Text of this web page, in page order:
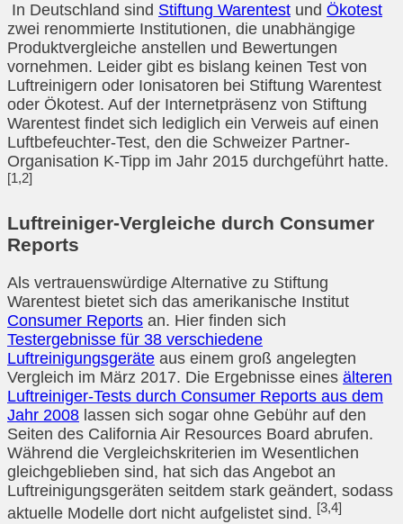
In Deutschland sind Stiftung Warentest und Ökotest
zwei renommierte Institutionen, die unabhängige
Produktvergleiche anstellen und Bewertungen
vornehmen. Leider gibt es bislang keinen Test von
Luftreinigern oder Ionisatoren bei Stiftung Warentest
oder Ökotest. Auf der Internetpräsenz von Stiftung
Warentest findet sich lediglich ein Verweis auf einen
Luftbefeuchter-Test, den die Schweizer Partner-
Organisation K-Tipp im Jahr 2015 durchgeführt hatte.
[1,2]
Luftreiniger-Vergleiche durch Consumer
Reports
Als vertrauenswürdige Alternative zu Stiftung
Warentest bietet sich das amerikanische Institut
Consumer Reports an. Hier finden sich
Testergebnisse für 38 verschiedene
Luftreinigungsgeräte aus einem groß angelegten
Vergleich im März 2017. Die Ergebnisse eines älteren
Luftreiniger-Tests durch Consumer Reports aus dem
Jahr 2008 lassen sich sogar ohne Gebühr auf den
Seiten des California Air Resources Board abrufen.
Während die Vergleichskriterien im Wesentlichen
gleichgeblieben sind, hat sich das Angebot an
Luftreinigungsgeräten seitdem stark geändert, sodass
aktuelle Modelle dort nicht aufgelistet sind. [3,4]